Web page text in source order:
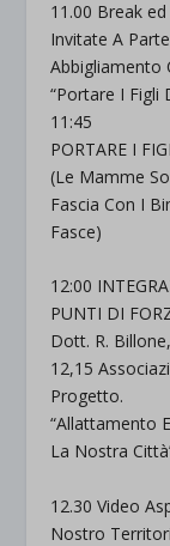
11.00 Break
Invitate A
Abbigliamento
“Portare I Figli
11:45
PORTARE I
(Le Mamme
Fascia Con I
Fasce)
12:00
PUNTI DI
Dott. R.
12,15
Progetto.
“Allattamento
La Nostra
12.30 Video
Nostro